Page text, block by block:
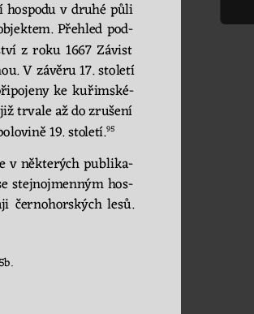
hospodu v druhé půli
Přehled pod-
ví z roku 1667 Závist
ou. V závěru 17. století
ke kuřimské-
iž trvale až do zrušení
19. století.95
v některých publika-
e stejnojmenným hos-
černohorských lesů.